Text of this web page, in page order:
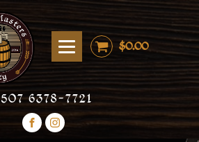
$0.00
6378-7721